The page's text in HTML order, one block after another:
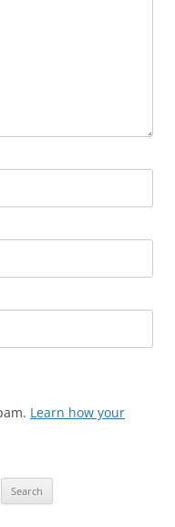
Learn how your